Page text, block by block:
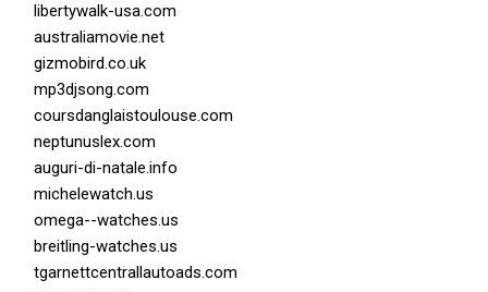
libertywalk-usa.com
australiamovie.net
gizmobird.co.uk
mp3djsong.com
coursdanglaistoulouse.com
neptunuslex.com
auguri-di-natale.info
michelewatch.us
omega--watches.us
breitling-watches.us
tgarnettcentrallautoads.com